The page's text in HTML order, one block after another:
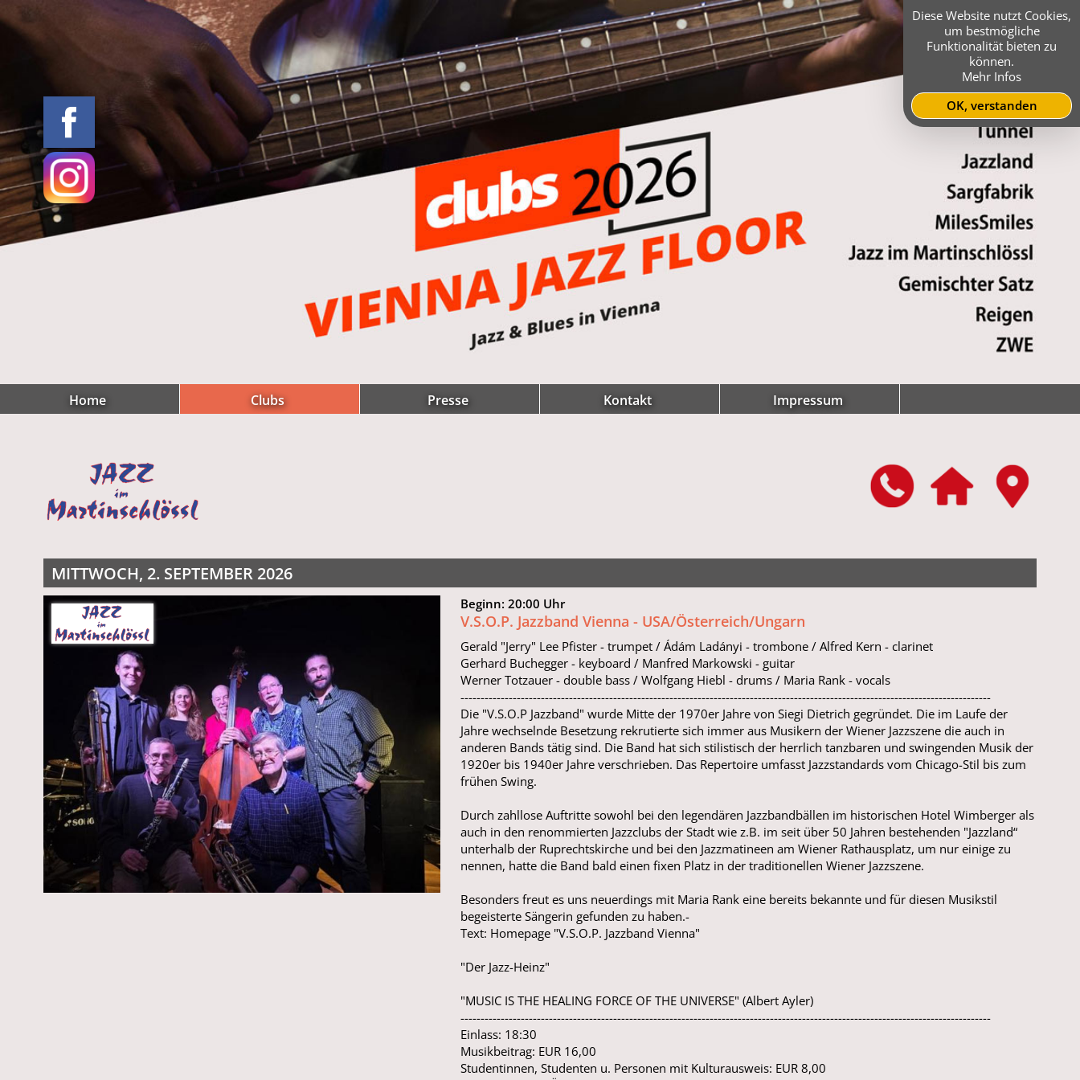
Home Clubs Presse Kontakt Impressum
MITTWOCH, 2. SEPTEMBER 2026
Beginn: 20:00 Uhr
V.S.O.P. Jazzband Vienna - USA/Österreich/Ungarn
Gerald "Jerry" Lee Pfister - trumpet / Ádám Ladányi - trombone / Alfred Kern - clarinet
Gerhard Buchegger - keyboard / Manfred Markowski - guitar
Werner Totzauer - double bass / Wolfgang Hiebl - drums / Maria Rank - vocals
------------------------------------------------------------------------------------------------------------------------------------
Die "V.S.O.P Jazzband" wurde Mitte der 1970er Jahre von Siegi Dietrich gegründet. Die im Laufe der
Jahre wechselnde Besetzung rekrutierte sich immer aus Musikern der Wiener Jazzszene die auch in
anderen Bands tätig sind. Die Band hat sich stilistisch der herrlich tanzbaren und swingenden Musik der
1920er bis 1940er Jahre verschrieben. Das Repertoire umfasst Jazzstandards vom Chicago-Stil bis zum
frühen Swing.
Durch zahllose Auftritte sowohl bei den legendären Jazzbandbällen im historischen Hotel Wimberger als
auch in den renommierten Jazzclubs der Stadt wie z.B. im seit über 50 Jahren bestehenden "Jazzland“
unterhalb der Ruprechtskirche und bei den Jazzmatineen am Wiener Rathausplatz, um nur einige zu
nennen, hatte die Band bald einen fixen Platz in der traditionellen Wiener Jazzszene.
Besonders freut es uns neuerdings mit Maria Rank eine bereits bekannte und für diesen Musikstil
begeisterte Sängerin gefunden zu haben.-
Text: Homepage "V.S.O.P. Jazzband Vienna"
"Der Jazz-Heinz"
"MUSIC IS THE HEALING FORCE OF THE UNIVERSE" (Albert Ayler)
------------------------------------------------------------------------------------------------------------------------------------
Einlass: 18:30
Musikbeitrag: EUR 16,00
Studentinnen, Studenten u. Personen mit Kulturausweis: EUR 8,00
Diese Website nutzt Cookies,
um bestmögliche
Funktionalität bieten zu
können.
Mehr Infos
OK, verstanden